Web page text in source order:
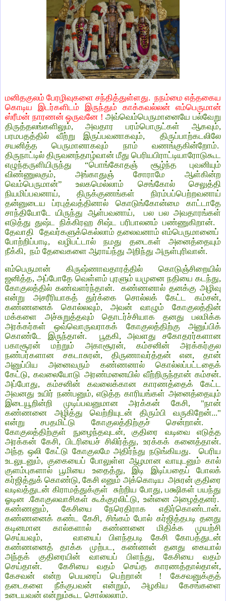
மனிதகுலம் பேரழிவுகளை சந்தித்துள்ளது. நநம்மை எத்தகைய
கொடிய இடர்களிடம் இருந்தும் காக்கவல்லன் எம்பெருமான்
ஸ்ரீமன் நாரணன் ஒருவனே !அவ்வெம்பெருமானையே பல்வேறு
திருத்தலங்களிலும், அவதார பரம்பொருட்கள் ஆகவும்,
பரமபதத்தில் வீற்று இருப்பவனாகவும், திருப்பாற்கடலிலே
சயனித்த பெருமானாகவும் நாம் வணங்குகின்றோம்.
திருநாட்டில் திருவனந்தாழ்வான் மீது பெரியபிராட்டியாரோடுகூட
எழுந்தருளியிருந்து “பொங்கோதஞ் சூழ்ந்த புவனியும்
விண்ணுலகும், அங்காதுஞ் சோராமே ஆள்கின்ற
வெம்பெருமான்” உலகமெல்லாம் செங்கோல் செலுத்தி
நியமிப்பவனாய், திருக்குணங்கள் நிரம்பப்பெற்றவனாய்
தன்னுடைய ப்ரபுத்வத்தினால் கொடுங்கோன்மை காட்டாதே
சாந்தியோடே யிருந்து ஆள்பவனாய், பல பல அவதாரங்கள்
எடுத்து துஷ்ட நிக்கிரஹ சிஷ்ட பரிபாலனம் பண்ணுகிறான்.
தேவாதி தேவர்களுக்கெல்லாம் தலைவனாம் எம்பெருமானைப்
போற்றிப்பாடி, வழிபட்டால் நமது தடைகள் அனைத்தையும்
நீக்கி, நம் தேவைகளை ஆராய்ந்து அறிந்து அருள்புரிவான்.
எம்பெருமான் கிருஷ்ணாவதாரத்தில் கொடுஞ்சிறையில்
ஜனித்த, அப்போதே வெள்ளம் புரளும் யமுனை நதியை கடந்து,
கோகுலத்தில் கண்வளர்ந்தான். கண்ணனால் தனக்கு அழிவு
என்று அசரீரியாகத் துர்க்கை சொல்லக் கேட்ட கம்சன்,
கண்ணனைக் கொல்லவும், அவன் வாழும் கோகுலத்தின்
மக்களை அச்சுறுத்தவும் தொடர்ச்சியாக தனது பலமிக்க
அரக்கர்கள் ஒவ்வொருவராகக் கோகுலத்திற்கு அனுப்பிக்
கொண்டே இருந்தான். பூதகி, அவளது சகோதரர்களான
பகாசூரன் மற்றும் அகாசூரன், கம்சனின் அரக்கர்குல
நண்பர்களான சகடாசுரன், திருணாவர்த்தன் என, தான்
அனுப்பிய அனைவரும் கண்ணனால் கொல்லப்பட்டதைக்
கேட்டு, கவலையோடு அரண்மனையில் வீற்றிருந்தான் கம்சன்.
அப்போது, கம்சனின் கவலைக்கான காரணத்தைக் கேட்ட
அவனது உயிர் நண்பனும், எடுத்த காரியங்கள் அனைத்தையும்
இடையூறின்றி முடிப்பவனுமான அரக்கன் கேசி, "நான்
கண்ணனை அழித்து வெற்றியுடன் திரும்பி வருகிறேன்..."
என்று சபதமிட்டு கோகுலத்திற்குச் சென்றான்.
கோகுலத்திற்குள் நுழைந்தவுடன், குதிரை வடிவை எடுத்த
அரக்கன் கேசி, பிடரியைச் சிலிர்த்து, உரக்கக் கனைத்தான்.
அந்த ஒலி கேட்டு கோகுலமே அதிர்ந்து நடுங்கியது. பெரிய
உடலுடனும், குகையைப் போலுள்ள ஆழமான வாயுடனும் கால்
குளம்புகளால் பூமியை உதைத்து, இடி இடிப்பதைப் போலக்
கர்ஜித்துக் கொண்டு, கேசி எனும் அக்கொடிய அசுரன் குதிரை
வடிவத்துடன் கிராமத்துக்குள் சுற்றிய போது, பக்ஷிகள் பயந்து
ஓடின .கோகுலவாசிகள் கூக்குரலிட்டு, உன்னை அழைத்தனர்.
கண்ணனும், கேசியை நேரெதிராக எதிர்கொண்டான்.
கண்ணனைக் கண்ட கேசி, சிங்கம் போல் கர்ஜித்தபடி தனது
கடினமான கால்களால் கண்ணனை மிதிக்க முயற்சி
செய்யவும், வாயைப் பிளந்தபடி கேசி கோபத்துடன்
கண்ணனைத் தாக்க முற்பட, கண்ணன் தனது கையால்
அந்தக் குதிரையின் வாயைப் பிளந்து, கேசியை வதம்
செய்தான். கேசியை வதம் செய்த காரணத்தால்தான்,
கேசவன் என்ற பெயரைப் பெற்றான் ! கேசவனுக்குத்
தடைகளை நீக்குபவன் என்றும், அழகிய கேசங்களை
உடையவன் என்றும்கூட சொல்லலாம்.